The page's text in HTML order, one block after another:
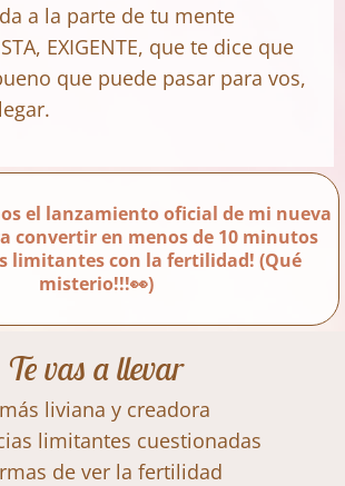
a la parte de tu mente
EXIGENTE, que te dice que
que puede pasar para vos,
el lanzamiento oficial de mi nueva
convertir en menos de 10 minutos
limitantes con la fertilidad! (Qué
misterio!!!👀)
Te vas a llevar
liviana y creadora
limitantes cuestionadas
de ver la fertilidad